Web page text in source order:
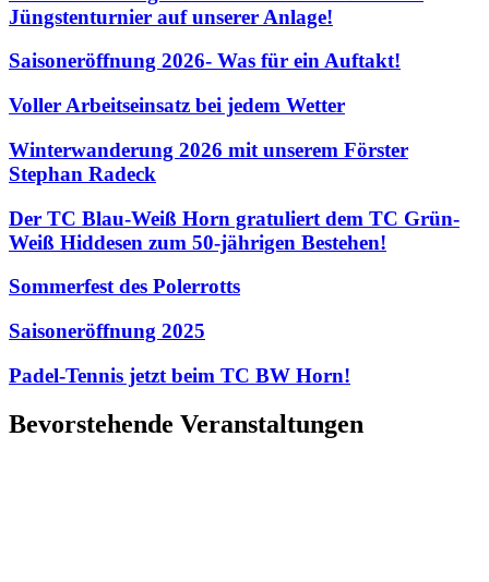
Jüngstenturnier auf unserer Anlage!
Saisoneröffnung 2026- Was für ein Auftakt!
Voller Arbeitseinsatz bei jedem Wetter
Winterwanderung 2026 mit unserem Förster
Stephan Radeck
Der TC Blau-Weiß Horn gratuliert dem TC Grün-
Weiß Hiddesen zum 50-jährigen Bestehen!
Sommerfest des Polerrotts
Saisoneröffnung 2025
Padel-Tennis jetzt beim TC BW Horn!
Bevorstehende Veranstaltungen